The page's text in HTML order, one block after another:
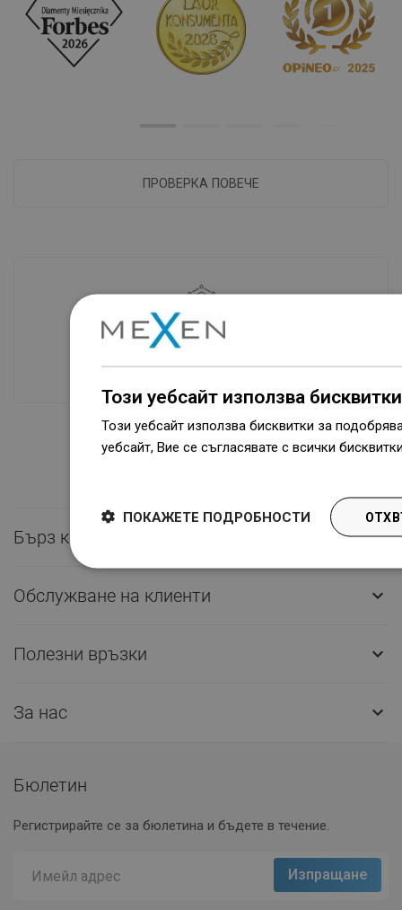
ПРОВЕРКА ПОВЕЧЕ
Наличие на стоки
Нашите продукти ви чакат в модерен
склад.Винаги готов за изпращане!
Бърз контакт 
Обслужване на клиенти 
Полезни връзки 
За нас 
Бюлетин
Регистрирайте се за бюлетина и бъдете в течение.
Този уебсайт използва бисквитки
Този уебсайт използва бисквитки за
уебсайт, Вие се съгласявате с всички
ПОКАЖЕТЕ ПОДРОБНОСТИ